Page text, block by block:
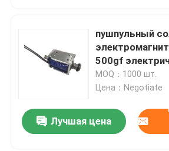
пушпульный
500gf
линейный
MOQ：1000 шт.
Цена：Negotiate
Лучшая цена